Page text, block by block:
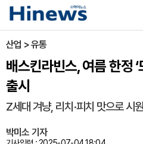
산업 > 유통
배스킨라빈스, 여름 한정
출시
Z세대 겨냥, 리치·피치 맛으로 시
박미소 기자